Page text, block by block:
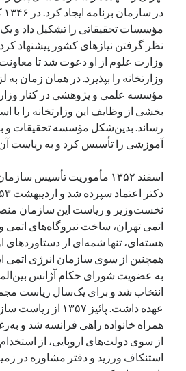
مؤسسات تحقیقاتی را تشکیل داد و یک
نظر گرفتن نیازهای کشور پیشنهاد
وزارت علوم از او دعوت شد تا
وزارتخانه را بپذیرد. در همان زمان
مؤسسه علمی و پژوهشی در کنار
بخشی از وظایف این وزارتخانه را با
رساند. بدین‌شکل مؤسسه تحقیقات و
آموزشی را تأسیس کرد و به ریاست
اسفند ۱۳۵۲ مأموریت تأسیس
نخست‌وزیر و ریاست این سازمان
اتمی تهران، ساخت نیروگاه‌های اتمی
هسته‌ای، تنها شمه‌ای از دستاوردهای
همچنین از سوی سازمان انرژی اتمی
به عضویت شورای حکام آژانس
انتخاب شد و برای یک‌سال ریاست
عهده داشت. پائیز
همراه خانواده راهی فرانسه شد و
از سوی دولت‌های اروپایی، از
استنکاف ورزید و دفتر مشاوره در